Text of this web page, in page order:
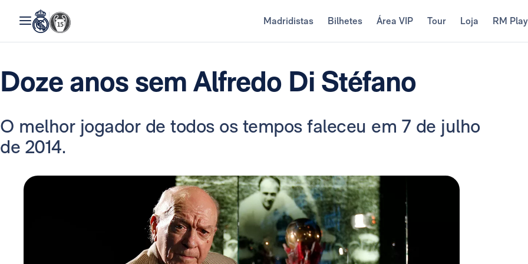
Madridistas Bilhetes Área VIP Tour Loja RM Play
Doze anos sem Alfredo Di Stéfano
O melhor jogador de todos os tempos faleceu em 7 de julho
de 2014.